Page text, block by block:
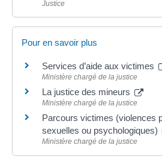
Justice
Pour en savoir plus
Services d’aide aux victimes
Ministère chargé de la justice
La justice des mineurs
Ministère chargé de la justice
Parcours victimes (violences
sexuelles ou psychologiques)
Ministère chargé de la justice